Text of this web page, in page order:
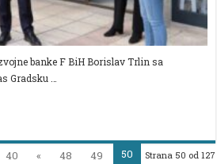
banke F BiH Borislav Trlin sa
Gradsku …
Strana 50 od 127
40 « 48 49
50